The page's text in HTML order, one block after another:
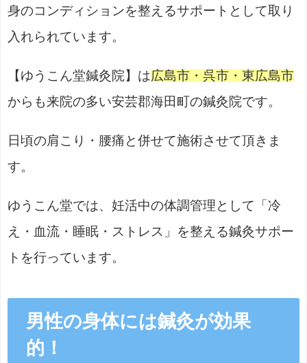
身のコンディションを整えるサポートとして取り
入れられています。
【ゆうこん堂鍼灸院】は広島市・呉市・東広島市
からも来院の多い安芸郡海田町の鍼灸院です。
日頃の肩こり・腰痛と併せて施術させて頂きま
す。
ゆうこん堂では、妊活中の体調管理として「冷
え・血流・睡眠・ストレス」を整える鍼灸サポー
トを行っています。
男性の身体には鍼灸が効果
的！